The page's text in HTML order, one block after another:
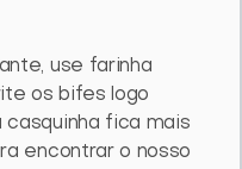
use farinha
os bifes logo
casquinha fica mais
encontrar o nosso